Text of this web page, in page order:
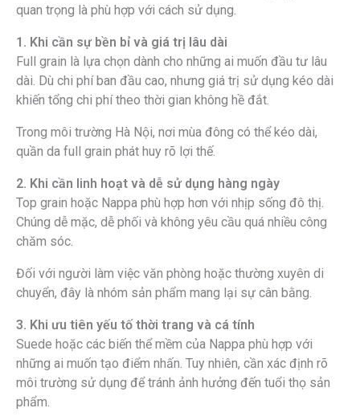
quan trọng là phù hợp với cách sử dụng.
1. Khi cần sự bền bỉ và giá trị lâu dài
Full grain là lựa chọn dành cho những ai muốn đầu tư lâu
dài. Dù chi phí ban đầu cao, nhưng giá trị sử dụng kéo dài
khiến tổng chi phí theo thời gian không hề đắt.
Trong môi trường Hà Nội, nơi mùa đông có thể kéo dài,
quần da full grain phát huy rõ lợi thế.
2. Khi cần linh hoạt và dễ sử dụng hàng ngày
Top grain hoặc Nappa phù hợp hơn với nhịp sống đô thị.
Chúng dễ mặc, dễ phối và không yêu cầu quá nhiều công
chăm sóc.
Đối với người làm việc văn phòng hoặc thường xuyên di
chuyển, đây là nhóm sản phẩm mang lại sự cân bằng.
3. Khi ưu tiên yếu tố thời trang và cá tính
Suede hoặc các biến thể mềm của Nappa phù hợp với
những ai muốn tạo điểm nhấn. Tuy nhiên, cần xác định rõ
môi trường sử dụng để tránh ảnh hưởng đến tuổi thọ sản
phẩm.